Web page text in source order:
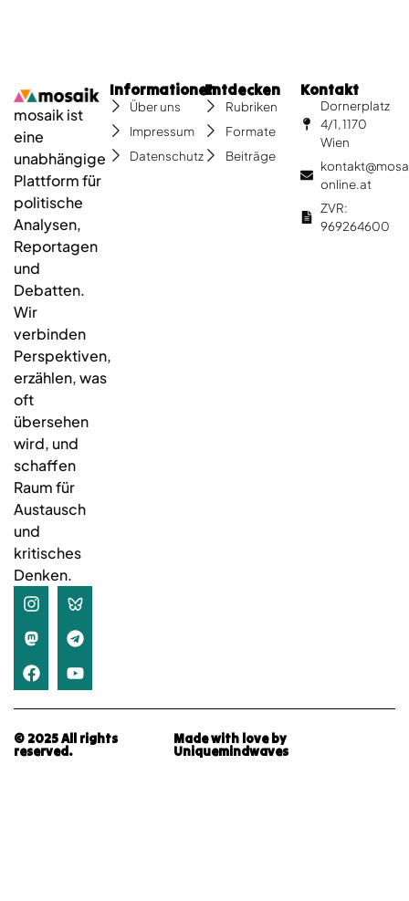
mosaik ist
eine
unabhängige
Plattform für
politische
Analysen,
Reportagen
und
Debatten.
Wir
verbinden
Perspektiven,
erzählen, was
oft
übersehen
wird, und
schaffen
Raum für
Austausch
und
kritisches
Denken.
Informationen
Über uns
Impressum
Datenschutz
Entdecken
Rubriken
Formate
Beiträge
Kontakt
Dornerplatz
4/1, 1170
Wien
online.at
ZVR:
969264600
© 2025 All rights
reserved.
Made with love by
Uniquemindwaves